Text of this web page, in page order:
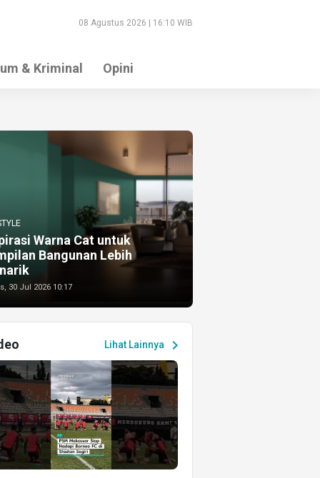
08 Agustus 2026 | 16:10 WIB
& Kriminal Opini
Warna Cat untuk
Bangunan Lebih
30 Jul 2026 10:17
Lihat Lainnya chevron_right